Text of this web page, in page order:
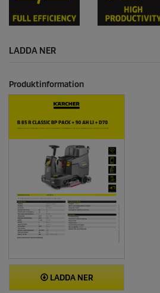
LADDA NER
Produktinformation
LADDA NER